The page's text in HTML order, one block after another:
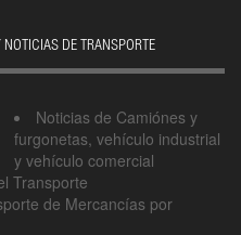
DE TRANSPORTE
Noticias de Camiónes y
furgonetas, vehículo industrial
y vehículo comercial
Transporte
de Mercancías por